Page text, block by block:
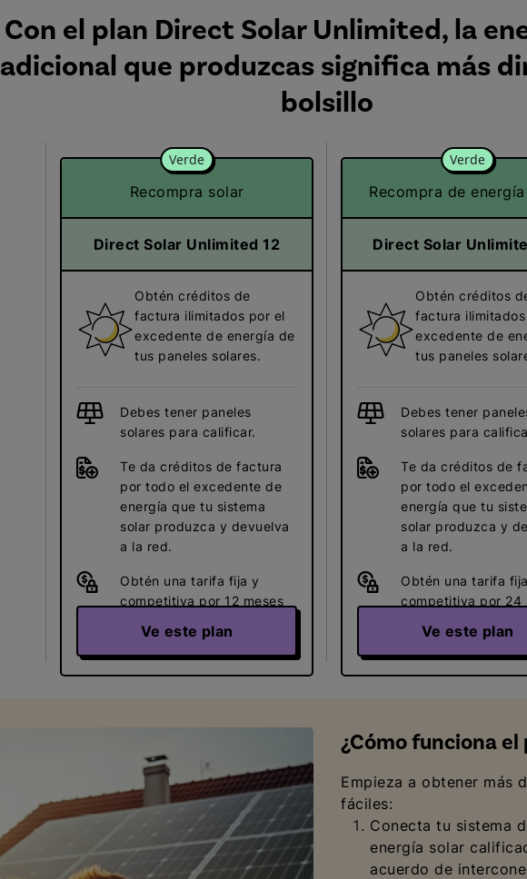
Con el plan Direct Solar Unlimited, la
adicional que produzcas significa más
bolsillo
Verde
Recompra solar
Direct Solar Unlimited 12
Obtén créditos de
factura ilimitados por el
excedente de energía de
tus paneles solares.
Debes tener paneles
solares para calificar.
Te da créditos de factura
por todo el excedente de
energía que tu sistema
solar produzca y devuelva
a la red.
Obtén una tarifa fija y
competitiva por 12 meses
Ve este plan
Verde
Recompra de
Direct Solar
Obtén créditos
factura
excedente de
tus paneles
Debes tener
solares para
Te da créditos de
por todo el
energía que tu
solar produzca y
a la red.
Obtén una tarifa
competitiva por 24
Ve este plan
¿Cómo funciona
Empieza a obtener más
fáciles:
Conecta tu sistema
energía solar
acuerdo de